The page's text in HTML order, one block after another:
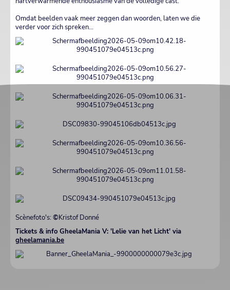
Omdat beelden vaak meer zeggen dan woorden, laten we die
verder voor zich spreken...
Scènefoto's: ©Kristof Donné
Tickets & info GheelaMania V: 'Lelie van het Licht' via
gheelamania.be